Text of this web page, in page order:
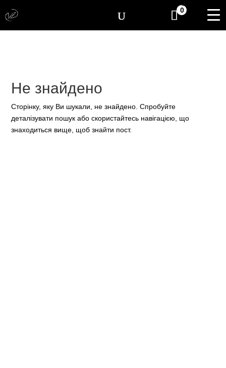
0
Не знайдено
Сторінку, яку Ви шукали, не знайдено. Спробуйте
деталізувати пошук або скористайтесь навігацією, що
знаходиться вище, щоб знайти пост.